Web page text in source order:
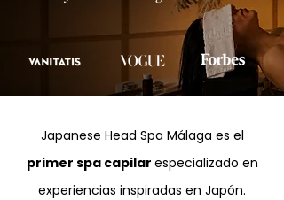
Japanese Head Spa Málaga es el
primer spa capilar especializado en
experiencias inspiradas en Japón.